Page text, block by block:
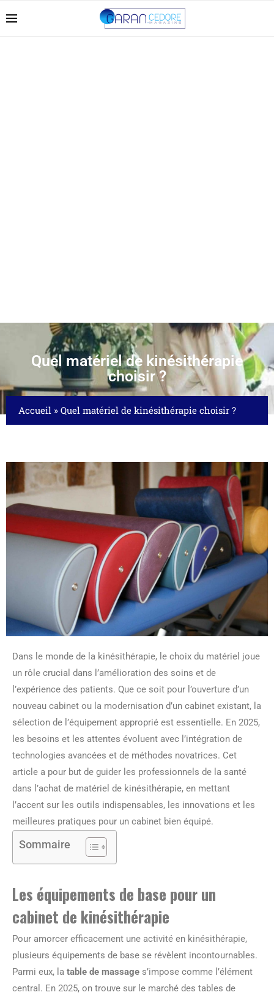
Quel matériel de kinésithérapie
choisir ?
Accueil » Quel matériel de kinésithérapie choisir ?
Dans le monde de la kinésithérapie, le choix du matériel joue
un rôle crucial dans l’amélioration des soins et de
l’expérience des patients. Que ce soit pour l’ouverture d’un
nouveau cabinet ou la modernisation d’un cabinet existant, la
sélection de l’équipement approprié est essentielle. En 2025,
les besoins et les attentes évoluent avec l’intégration de
technologies avancées et de méthodes novatrices. Cet
article a pour but de guider les professionnels de la santé
dans l’achat de matériel de kinésithérapie, en mettant
l’accent sur les outils indispensables, les innovations et les
meilleures pratiques pour un cabinet bien équipé.
Sommaire
Les équipements de base pour un
cabinet de kinésithérapie
Pour amorcer efficacement une activité en kinésithérapie,
plusieurs équipements de base se révèlent incontournables.
Parmi eux, la table de massage s’impose comme l’élément
central. En 2025, on trouve sur le marché des tables de